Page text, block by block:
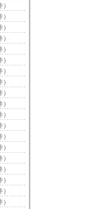
）
）
）
）
）
）
）
）
）
）
）
）
）
）
）
）
）
）
）